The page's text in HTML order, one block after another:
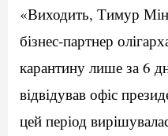
«Виходить, Тимур
бізнес-партнер
карантину лише за 6
відвідував офіс
цей період